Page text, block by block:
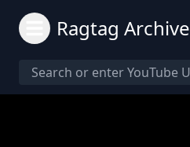
Ragtag Archive